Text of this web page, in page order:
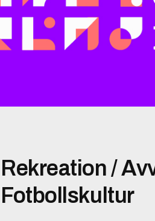
Rekreation /
Fotbollskultur